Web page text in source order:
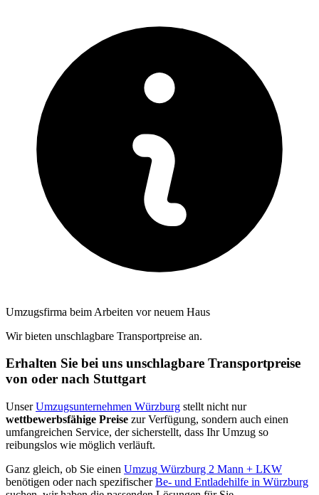
Umzugsfirma beim Arbeiten vor neuem Haus
Wir bieten unschlagbare Transportpreise an.
Erhalten Sie bei uns unschlagbare Transportpreise
von oder nach Stuttgart
UnserUmzugsunternehmen Würzburg stellt nicht nur
wettbewerbsfähige Preise zur Verfügung, sondern auch einen
umfangreichen Service, der sicherstellt, dass Ihr Umzug so
reibungslos wie möglich verläuft.
Ganz gleich, ob Sie einen Umzug Würzburg 2 Mann + LKW
benötigen oder nach spezifischerBe- und Entladehilfe in Würzburg